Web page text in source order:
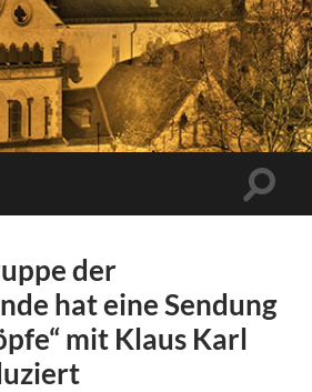
der
hat eine Sendung
mit Klaus Karl